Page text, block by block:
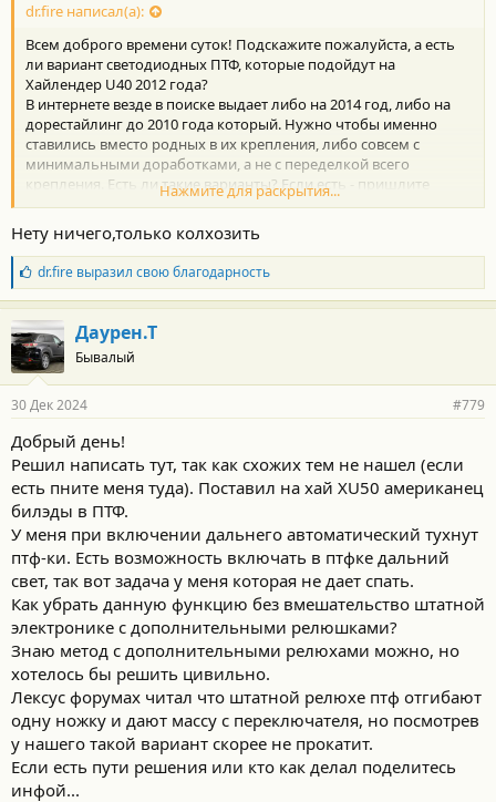
dr.fire написал(а):
Всем доброго времени суток! Подскажите пожалуйста, а есть
ли вариант светодиодных ПТФ, которые подойдут на
Хайлендер U40 2012 года?
В интернете везде в поиске выдает либо на 2014 год, либо на
дорестайлинг до 2010 года который. Нужно чтобы именно
ставились вместо родных в их крепления, либо совсем с
минимальными доработками, а не с переделкой всего
крепления. Есть ли такие варианты? Если есть - пришлите
пожалуйста ссылку или хотя бы название. Спасибо!
Нажмите для раскрытия...
Нету ничего,только колхозить
Б
л
а
г
о
д
а
н
о
с
т
и
dr.fireвыразил свою благодарность
Даурен.Т
Бывалый
30 Дек 2024 #779
Добрый день!
Решил написать тут, так как схожих тем не нашел (если
есть пните меня туда). Поставил на хай XU50 американец
билэды в ПТФ.
У меня при включении дальнего автоматический тухнут
птф-ки. Есть возможность включать в птфке дальний
свет, так вот задача у меня которая не дает спать.
Как убрать данную функцию без вмешательство штатной
электронике с дополнительными релюшками?
Знаю метод с дополнительными релюхами можно, но
хотелось бы решить цивильно.
Лексус форумах читал что штатной релюхе птф отгибают
одну ножку и дают массу с переключателя, но посмотрев
у нашего такой вариант скорее не прокатит.
Если есть пути решения или кто как делал поделитесь
инфой...